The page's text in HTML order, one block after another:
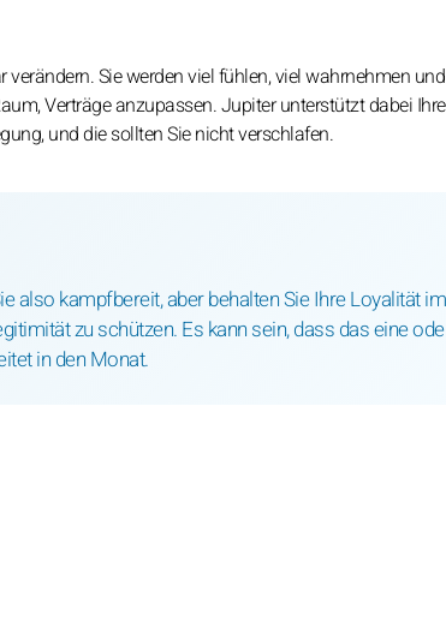
Sie werden viel fühlen, viel wahrnehmen
Verträge anzupassen. Jupiter unterstützt dabei Ihre
und die sollten Sie nicht verschlafen.
also kampfbereit, aber behalten Sie Ihre Loyalität im
zu schützen. Es kann sein, dass das eine
in den Monat.